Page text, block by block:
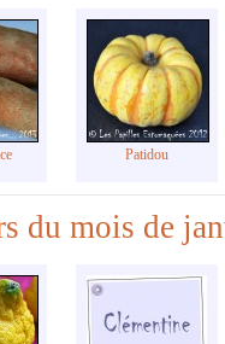
Patidou
du mois de